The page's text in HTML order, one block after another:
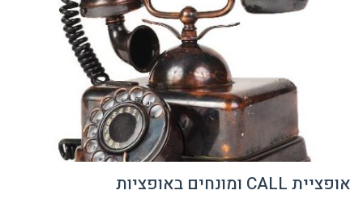
אופציית CALL ומונחים באופציות